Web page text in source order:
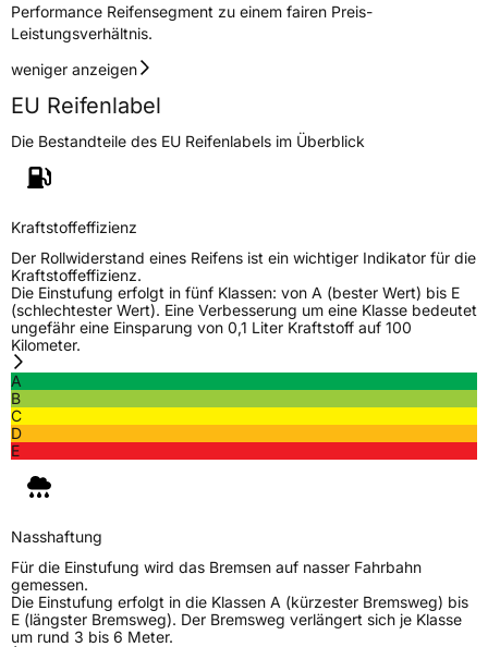
Performance Reifensegment zu einem fairen Preis-
Leistungsverhältnis.
weniger anzeigen
EU Reifenlabel
Die Bestandteile des EU Reifenlabels im Überblick
Kraftstoffeffizienz
Der Rollwiderstand eines Reifens ist ein wichtiger Indikator für die
Kraftstoffeffizienz.
Die Einstufung erfolgt in fünf Klassen: von A (bester Wert) bis E
(schlechtester Wert). Eine Verbesserung um eine Klasse bedeutet
ungefähr eine Einsparung von 0,1 Liter Kraftstoff auf 100
Kilometer.
A
B
C
D
E
Nasshaftung
Für die Einstufung wird das Bremsen auf nasser Fahrbahn
gemessen.
Die Einstufung erfolgt in die Klassen A (kürzester Bremsweg) bis
E (längster Bremsweg). Der Bremsweg verlängert sich je Klasse
um rund 3 bis 6 Meter.